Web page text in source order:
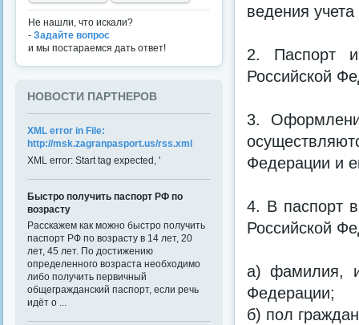
ведения
2. Паспорт
Российской
3.
Федерации и
4. В паспорт
Российской
а) фамилия,
Федерации;
б) пол
Не нашли, что искали?
- Задайте вопрос
и мы постараемся дать ответ!
НОВОСТИ ПАРТНЕРОВ
XML error in File:
http://msk.zagranpasport.us/rss.xml
XML error: Start tag expected, '
Быстро получить паспорт РФ по
возрасту
Расскажем как можно быстро получить
паспорт РФ по возрасту в 14 лет, 20
лет, 45 лет. По достижению
определенного возраста необходимо
либо получить первичный
общегражданский паспорт, если речь
идёт о ...